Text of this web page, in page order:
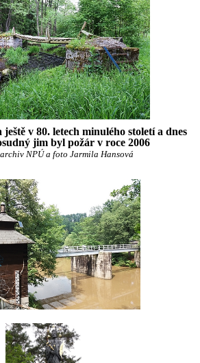
v 80. letech minulého století a dnes
jim byl požár v roce 2006
NPÚ a foto Jarmila Hansová